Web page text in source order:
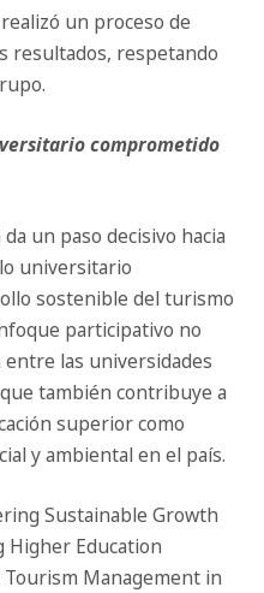
un proceso de
resultados, respetando
comprometido
un paso decisivo hacia
universitario
sostenible del turismo
participativo no
las universidades
también contribuye a
superior como
y ambiental en el país.
Sustainable Growth
Higher Education
Management in